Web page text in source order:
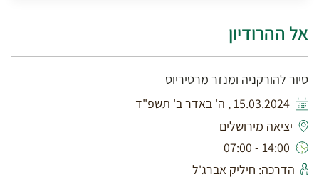
אל ההרודיון
סיור להורקניה ומנזר מרטיריוס
15.03.2024 , ה' באדר ב' תשפ"ד
יציאה מירושלים
14:00 - 07:00
הדרכה: חיליק אברג'ל